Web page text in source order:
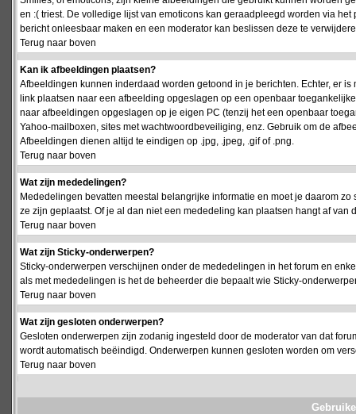
en :( triest. De volledige lijst van emoticons kan geraadpleegd worden via
bericht onleesbaar maken en een moderator kan beslissen deze te
Terug naar boven
Kan ik afbeeldingen plaatsen?
Afbeeldingen kunnen inderdaad worden getoond in je berichten. Echter, er
link plaatsen naar een afbeelding opgeslagen op een openbaar
naar afbeeldingen opgeslagen op je eigen PC (tenzij het een openbaar
Yahoo-mailboxen, sites met wachtwoordbeveiliging, enz. Gebruik om de
Afbeeldingen dienen altijd te eindigen op .jpg, .jpeg, .gif of .png.
Terug naar boven
Wat zijn mededelingen?
Mededelingen bevatten meestal belangrijke informatie en moet je daarom
ze zijn geplaatst. Of je al dan niet een mededeling kan plaatsen hangt af
Terug naar boven
Wat zijn Sticky-onderwerpen?
Sticky-onderwerpen verschijnen onder de mededelingen in het forum en
als met mededelingen is het de beheerder die bepaalt wie Sticky-
Terug naar boven
Wat zijn gesloten onderwerpen?
Gesloten onderwerpen zijn zodanig ingesteld door de moderator van dat
wordt automatisch beëindigd. Onderwerpen kunnen gesloten worden om
Terug naar boven